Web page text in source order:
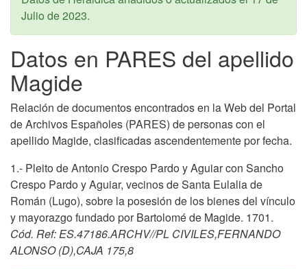
Julio de 2023.
Datos en PARES del apellido
Magide
Relación de documentos encontrados en la Web del Portal
de Archivos Españoles (PARES) de personas con el
apellido Magide, clasificadas ascendentemente por fecha.
1.- Pleito de Antonio Crespo Pardo y Aguiar con Sancho
Crespo Pardo y Aguiar, vecinos de Santa Eulalia de
Román (Lugo), sobre la posesión de los bienes del vínculo
y mayorazgo fundado por Bartolomé de Magide. 1701.
Cód. Ref: ES.47186.ARCHV//PL CIVILES,FERNANDO
ALONSO (D),CAJA 175,8